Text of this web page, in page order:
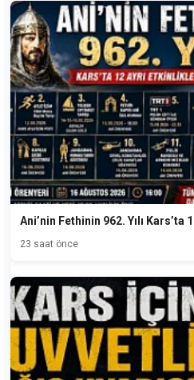
Ani’nin Fethinin 962. Yılı
23 saat önce